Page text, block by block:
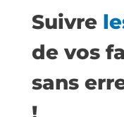
Suivre
de vos
sans